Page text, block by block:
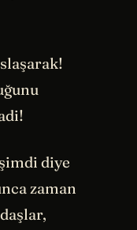
diye
zaman